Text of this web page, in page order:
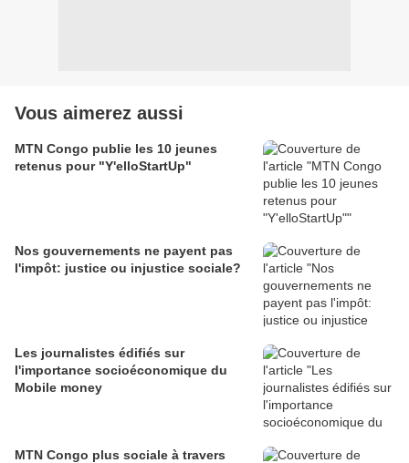
Vous aimerez aussi
MTN Congo publie les 10 jeunes
retenus pour "Y'elloStartUp"
Nos gouvernements ne payent pas
l'impôt: justice ou injustice sociale?
Les journalistes édifiés sur
l'importance socioéconomique du
Mobile money
MTN Congo plus sociale à travers